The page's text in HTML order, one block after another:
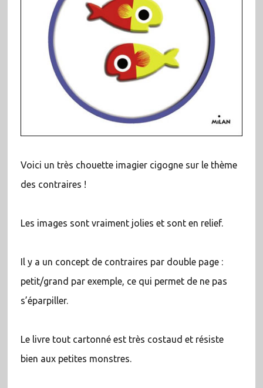
Voici un très chouette imagier cigogne sur le thème
des contraires !
Les images sont vraiment jolies et sont en relief.
Il y a un concept de contraires par double page :
petit/grand par exemple, ce qui permet de ne pas
s’éparpiller.
Le livre tout cartonné est très costaud et résiste
bien aux petites monstres.